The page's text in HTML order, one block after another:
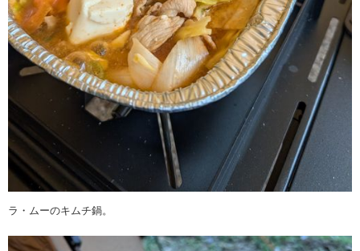
ラ・ムーのキムチ鍋。